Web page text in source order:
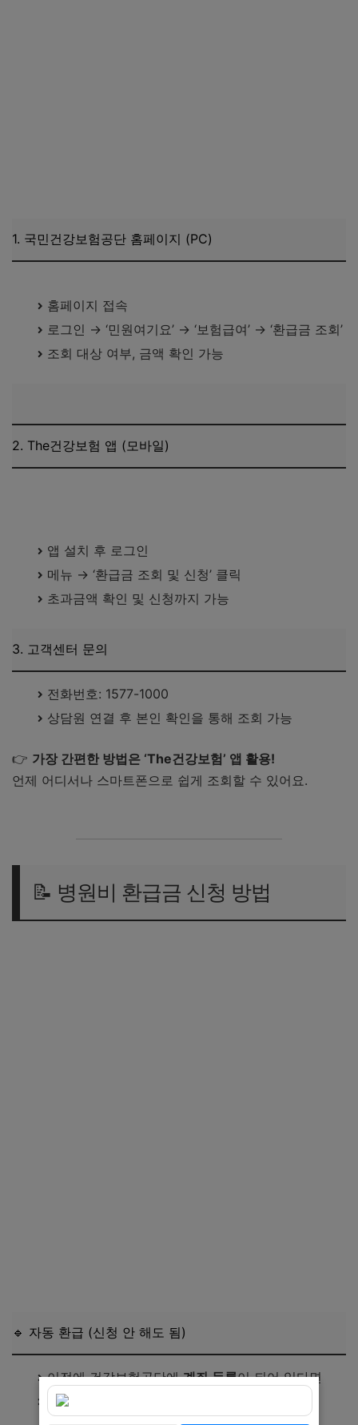
1. 국민건강보험공단 홈페이지 (PC)
홈페이지 접속
로그인 → ‘민원여기요’ → ‘보험급여’ → ‘환급금 조회’
조회 대상 여부, 금액 확인 가능
2. The건강보험 앱 (모바일)
앱 설치 후 로그인
메뉴 → ‘환급금 조회 및 신청’ 클릭
초과금액 확인 및 신청까지 가능
3. 고객센터 문의
전화번호: 1577-1000
상담원 연결 후 본인 확인을 통해 조회 가능
👉 가장 간편한 방법은 ‘The건강보험’ 앱 활용!
언제 어디서나 스마트폰으로 쉽게 조회할 수 있어요.
📝 병원비 환급금 신청 방법
🔹 자동 환급 (신청 안 해도 됨)
이전에 건강보험공단에계좌 등록이 되어 있다면
환급 대상이 되면 자동으로 입금됩니다.